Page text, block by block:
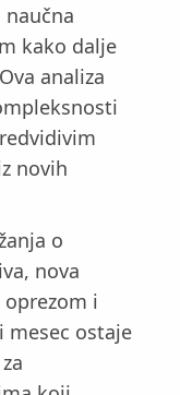
kako dalje
analiza
novih
o
nova
oprezom i
mesec ostaje